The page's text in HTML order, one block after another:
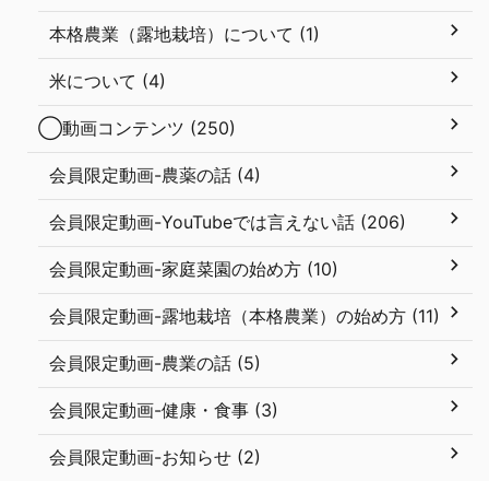
本格農業（露地栽培）について (1)
米について (4)
◯動画コンテンツ (250)
会員限定動画-農薬の話 (4)
会員限定動画-YouTubeでは言えない話 (206)
会員限定動画-家庭菜園の始め方 (10)
会員限定動画-露地栽培（本格農業）の始め方 (11)
会員限定動画-農業の話 (5)
会員限定動画-健康・食事 (3)
会員限定動画-お知らせ (2)